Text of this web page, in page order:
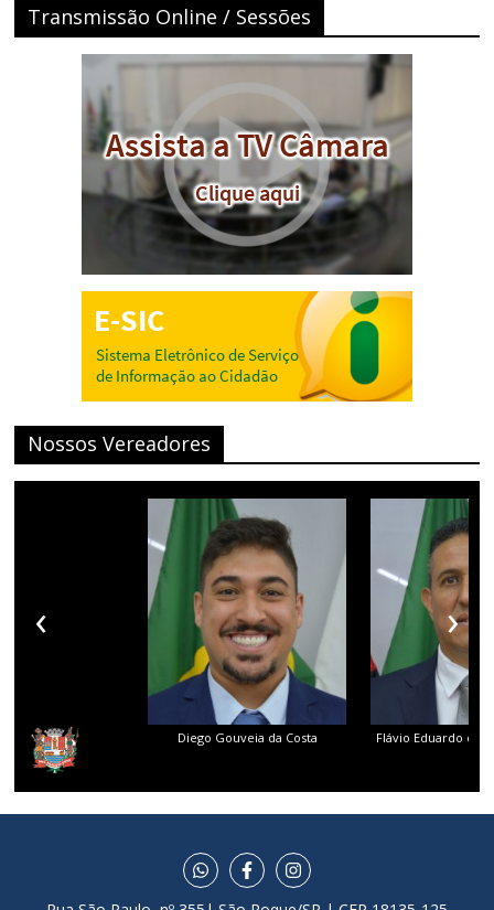
Transmissão Online / Sessões
Nossos Vereadores
Diego Gouveia da Costa Flávio Eduardo dos
‹ ›